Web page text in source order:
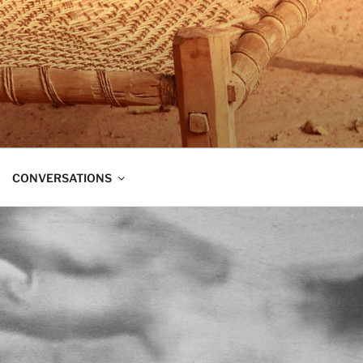
dans trois directions à la fois :
CONVERSATIONS